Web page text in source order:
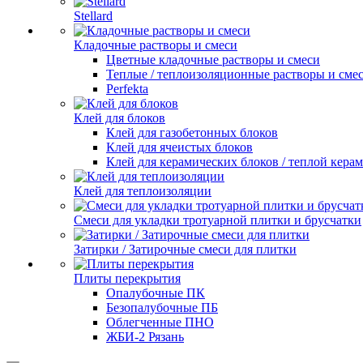
Stellard
Кладочные растворы и смеси
Цветные кладочные растворы и смеси
Теплые / теплоизоляционные растворы и
Perfekta
Клей для блоков
Клей для газобетонных блоков
Клей для ячеистых блоков
Клей для керамических блоков / теплой
Клей для теплоизоляции
Смеси для укладки тротуарной плитки и брусчатки
Затирки / Затирочные смеси для плитки
Плиты перекрытия
Опалубочные ПК
Безопалубочные ПБ
Облегченные ПНО
ЖБИ-2 Рязань